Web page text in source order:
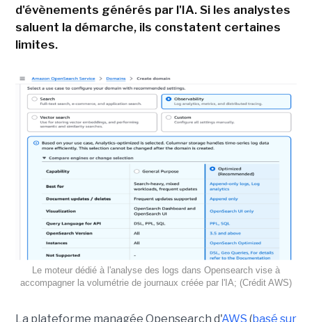
d'évènements générés par l'IA. Si les analystes
saluent la démarche, ils constatent certaines
limites.
Le moteur dédié à l'analyse des logs dans Opensearch vise à
accompagner la volumétrie de journaux créée par l'IA; (Crédit AWS)
La plateforme managée Opensearch d'AWS (basé sur